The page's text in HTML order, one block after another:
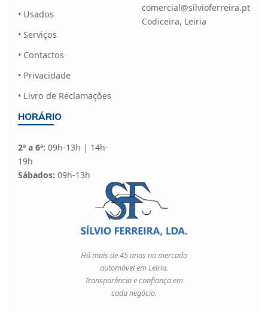
• Usados
• Serviços
• Contactos
• Privacidade
• Livro de Reclamações
comercial@silvioferreira.pt
Codiceira, Leiria
HORÁRIO
2ª a 6ª: 09h-13h | 14h-
19h
Sábados: 09h-13h
Há mais de 45 anos no mercado
automóvel em Leiria.
Transparência e confiança em
cada negócio.